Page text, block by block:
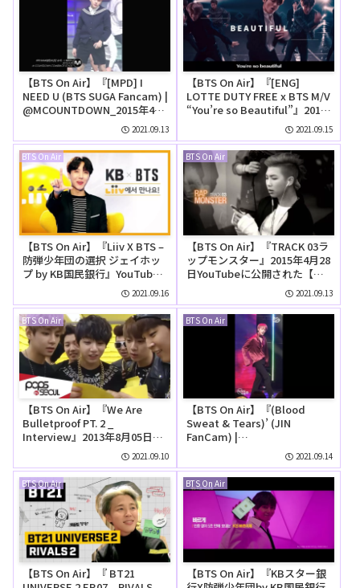
【BTS On Air】『[MPD] I
NEED U (BTS SUGA Fancam) |
@MCOUNTDOWN_2015年4月
30日』YouTubeに公開された
【動画】
2021.09.13
【BTS On Air】『[ENG]
LOTTE DUTY FREE x BTS M/V
“You’re so Beautiful”』2018
年4月10日YouTubeに公開され
た【動画】
2021.09.15
BTS On Air
【BTS On Air】『Liiv X BTS –
防弾少年団の選択 ジェイホッ
プ by KB国民銀行』YouTube
に公開された【動画】 2021.09.16
BTS On Air
【BTS On Air】『TRACK 03ラ
ップモンスター』2015年4月28
日YouTubeに公開された【動
2021.09.13
BTS On Air
【BTS On Air】『We Are
Bulletproof PT. 2 _
Interview』2013年8月05日に
2021.09.10
BTS On Air
【BTS On Air】『(Blood
Sweat & Tears)’ (JIN
FanCam) |
@MCOUNTDOWN』2016年10
月20日YouTubeに公開された
【動画】
2021.09.14
BTS On Air
【BTS On Air】『 BT21
BTS On Air
【BTS On Air】『KBスター銀